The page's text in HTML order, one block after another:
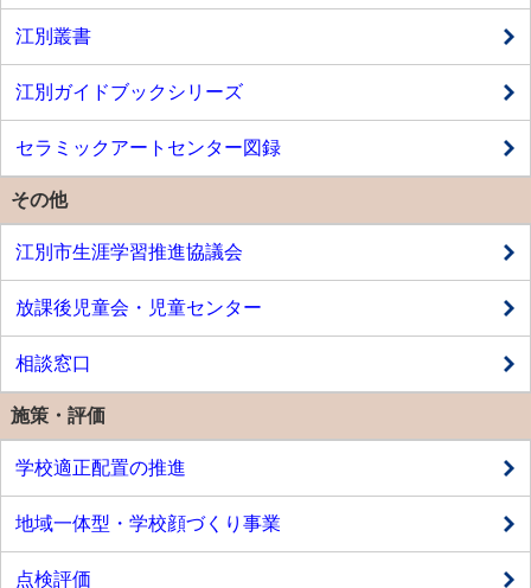
江別叢書
江別ガイドブックシリーズ
セラミックアートセンター図録
その他
江別市生涯学習推進協議会
放課後児童会・児童センター
相談窓口
施策・評価
学校適正配置の推進
地域一体型・学校顔づくり事業
点検評価